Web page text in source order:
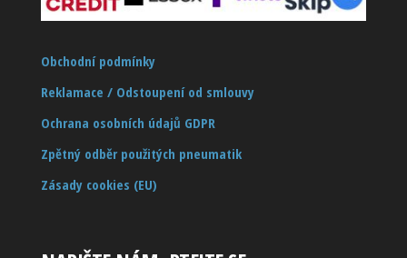
Obchodní podmínky
Reklamace / Odstoupení od smlouvy
Ochrana osobních údajů GDPR
Zpětný odběr použitých pneumatik
Zásady cookies (EU)